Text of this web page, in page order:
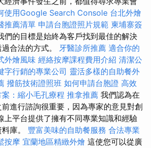
使用Google Search Console 台北外燴
推薦清單 申請台胞證照片規範 柬埔寨簽
們的目標是始終為客戶找到最佳的解決
合法的方式。 牙醫診所推薦 適合你的
外燴風味 經絡按摩課程費用介紹 清潔公
字行銷的專業公司 靈活多樣的自助餐外
撥筋技術證照班 如何申請台胞證 高效
：縮小毛孔療程 推拿推薦 我們認為在
進行諮詢很重要，因為專家的意見對創
上平台提供了擁有不同專業知識和經驗
庫。 豐富美味的自助餐服務 合法專業
按摩 宜蘭地區精緻外燴 這使您可以從廣